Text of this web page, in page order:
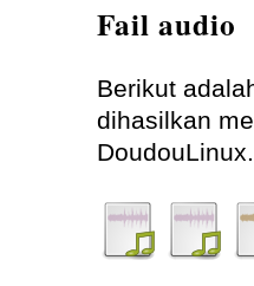
Fail audio
Berikut
dihasilkan
DoudouLinux.